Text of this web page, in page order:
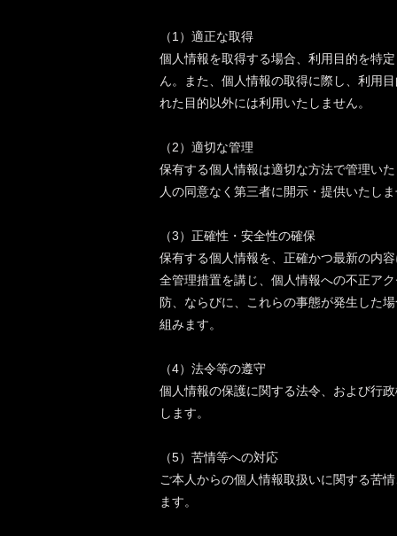
（1）適正な取得
個人情報を取得する場合、利用目的を特
ん。また、個人情報の取得に際し、利用
れた目的以外には利用いたしません。
（2）適切な管理
保有する個人情報は適切な方法で管理い
人の同意なく第三者に開示・提供いたし
（3）正確性・安全性の確保
保有する個人情報を、正確かつ最新の内
全管理措置を講じ、個人情報への不正ア
防、ならびに、これらの事態が発生した
組みます。
（4）法令等の遵守
個人情報の保護に関する法令、および行
します。
（5）苦情等への対応
ご本人からの個人情報取扱いに関する苦
ます。